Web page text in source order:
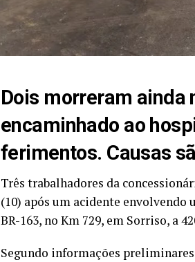
Dois morreram ainda
encaminhado ao
ferimentos. Causas
Três trabalhadores da
(10) após um acidente envolvendo
BR-163, no Km 729, em Sorriso, a
Segundo informações